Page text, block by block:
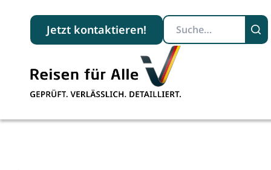
Jetzt kontaktieren!
Suchbegriff